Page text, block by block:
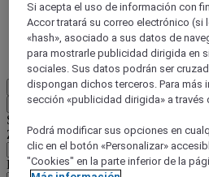
ÚNETE YA
Más
ES
Atrás
Seleccione su país e idioma a
Zona geográfica
País / Región - Idioma
Si acepta el uso de información con
Accor tratará su correo electrónico (si
«hash», asociado a sus datos de
para mostrarle publicidad dirigida en
sociales. Sus datos podrán ser
dispongan dichos terceros. Para más
sección «publicidad dirigida» a través
Podrá modificar sus opciones en
clic en el botón «Personalizar»
"Cookies" en la parte inferior de la